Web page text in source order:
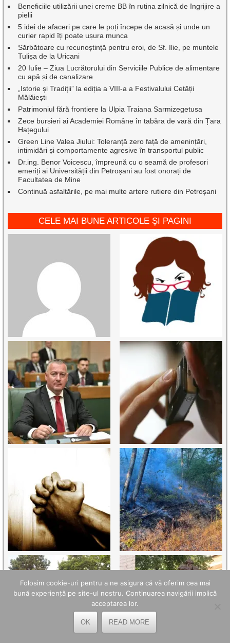
Beneficiile utilizării unei creme BB în rutina zilnică de îngrijire a
pielii
5 idei de afaceri pe care le poți începe de acasă și unde un
curier rapid îți poate ușura munca
Sărbătoare cu recunoștință pentru eroi, de Sf. Ilie, pe muntele
Tulișa de la Uricani
20 Iulie – Ziua Lucrătorului din Serviciile Publice de alimentare
cu apă și de canalizare
„Istorie și Tradiții” la ediția a VIII-a a Festivalului Cetății
Mălăiești
Patrimoniul fără frontiere la Ulpia Traiana Sarmizegetusa
Zece bursieri ai Academiei Române în tabăra de vară din Țara
Hațegului
Green Line Valea Jiului: Toleranță zero față de amenințări,
intimidări și comportamente agresive în transportul public
Dr.ing. Benor Voicescu, împreună cu o seamă de profesori
emeriți ai Universității din Petroșani au fost onorați de
Facultatea de Mine
Continuă asfaltările, pe mai multe artere rutiere din Petroșani
CELE MAI BUNE ARTICOLE ȘI PAGINI
Folosim cookie-uri pentru a ne asigura că vă oferim cea mai
bună experiență pe site-ul nostru. Continuarea navigării implică
acceptarea lor.
OK READ MORE